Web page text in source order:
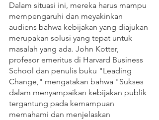
Dalam situasi ini, mereka harus mampu
mempengaruhi dan meyakinkan
audiens bahwa kebijakan yang diajukan
merupakan solusi yang tepat untuk
masalah yang ada. John Kotter,
profesor emeritus di Harvard Business
School dan penulis buku "Leading
Change," mengatakan bahwa "Sukses
dalam menyampaikan kebijakan publik
tergantung pada kemampuan
memahami dan menjelaskan